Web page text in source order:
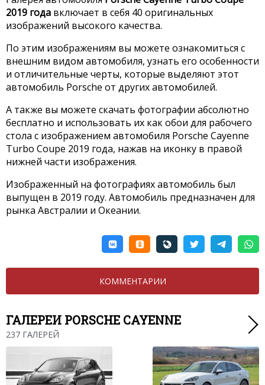
2019 года включает в себя 40 оригинальных
изображений высокого качества.
По этим изображениям вы можете ознакомиться с
внешним видом автомобиля, узнать его особенности
и отличительные черты, которые выделяют этот
автомобиль Porsche от других автомобилей.
А также вы можете скачать фотографии абсолютно
бесплатно и использовать их как обои для рабочего
стола с изображением автомобиля Porsche Cayenne
Turbo Coupe 2019 года, нажав на иконку в правой
нижней части изображения.
Изображенный на фотографиях автомобиль был
выпущен в 2019 году. Автомобиль предназначен для
рынка Австралии и Океании.
КОММЕНТАРИИ
ГАЛЕРЕИ PORSCHE CAYENNE
237 ГАЛЕРЕЙ